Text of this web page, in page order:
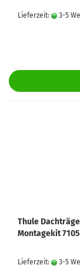
Lieferzeit: 3-5
Thule
Montagekit 7105
Lieferzeit: 3-5